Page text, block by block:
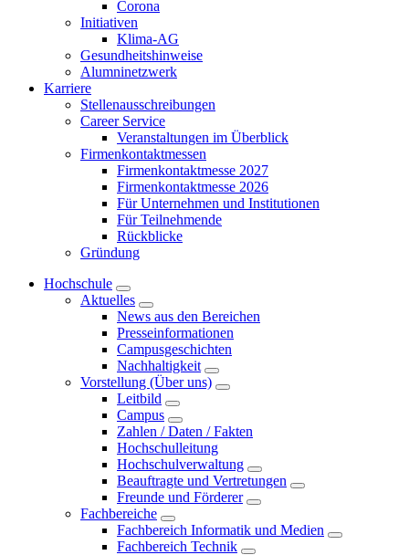
Corona
Initiativen
Klima-AG
Gesundheitshinweise
Alumninetzwerk
Karriere
Stellenausschreibungen
Career Service
Veranstaltungen im Überblick
Firmenkontaktmessen
Firmenkontaktmesse 2027
Firmenkontaktmesse 2026
Für Unternehmen und Institutionen
Für Teilnehmende
Rückblicke
Gründung
Hochschule
Aktuelles
News aus den Bereichen
Presseinformationen
Campusgeschichten
Nachhaltigkeit
Vorstellung (Über uns)
Leitbild
Campus
Zahlen / Daten / Fakten
Hochschulleitung
Hochschulverwaltung
Beauftragte und Vertretungen
Freunde und Förderer
Fachbereiche
Fachbereich Informatik und Medien
Fachbereich Technik